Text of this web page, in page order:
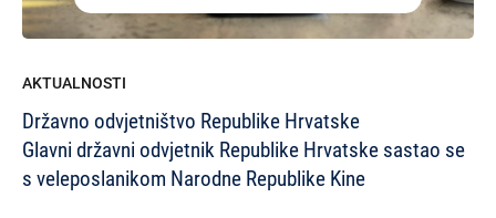
AKTUALNOSTI
Državno odvjetništvo Republike Hrvatske
Glavni državni odvjetnik Republike Hrvatske sastao se
s veleposlanikom Narodne Republike Kine